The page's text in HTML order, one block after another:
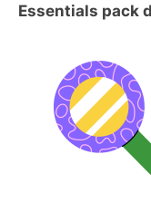
Essentials pack